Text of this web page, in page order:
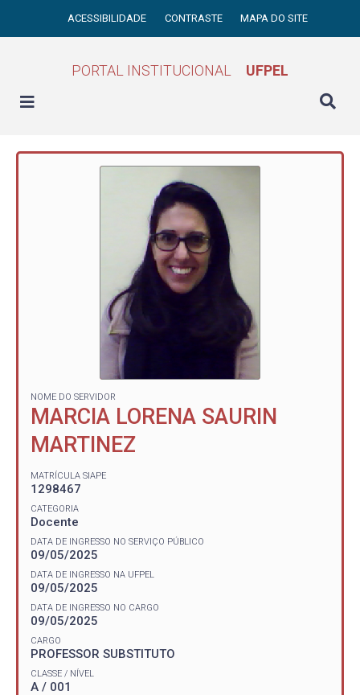
ACESSIBILIDADE CONTRASTE MAPA DO SITE
PORTAL INSTITUCIONAL UFPEL
NOME DO SERVIDOR
MARCIA LORENA SAURIN
MARTINEZ
MATRÍCULA SIAPE
1298467
CATEGORIA
Docente
DATA DE INGRESSO NO SERVIÇO PÚBLICO
09/05/2025
DATA DE INGRESSO NA UFPEL
09/05/2025
DATA DE INGRESSO NO CARGO
09/05/2025
CARGO
PROFESSOR SUBSTITUTO
CLASSE / NÍVEL
A / 001